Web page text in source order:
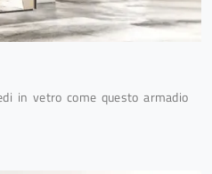
in vetro come questo armadio